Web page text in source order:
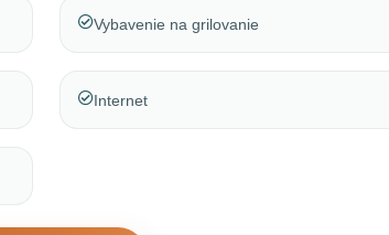
Vybavenie na grilovanie
Internet